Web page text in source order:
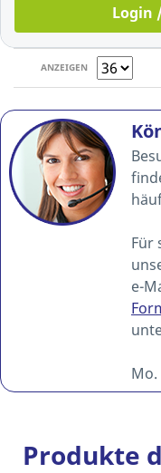
Login
ANZEIGEN
Für
e-
Mo.
Produkte